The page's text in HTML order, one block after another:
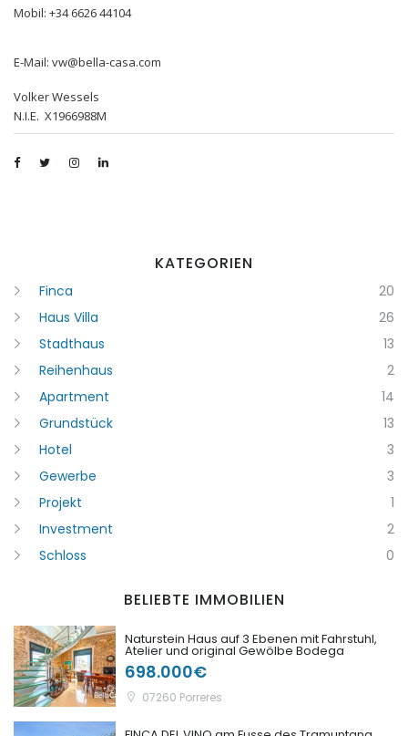
Mobil: +34 6626 44104
E-Mail: vw@bella-casa.com
Volker Wessels
N.I.E. X1966988M
KATEGORIEN
Finca
20
Haus Villa
26
Stadthaus
13
Reihenhaus
2
Apartment
14
Grundstück
13
Hotel
3
Gewerbe
3
Projekt
1
Investment
2
Schloss
0
BELIEBTE IMMOBILIEN
Naturstein Haus auf 3 Ebenen mit Fahrstuhl,
Atelier und original Gewölbe Bodega
698.000€
07260 Porreres
Erinnern